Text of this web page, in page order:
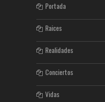
Portada
Raices
Realidades
Conciertos
Vidas